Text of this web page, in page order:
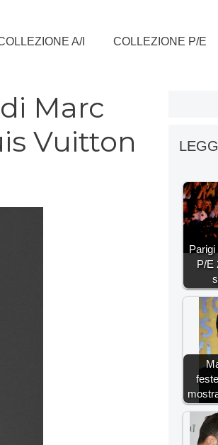
A/I COLLEZIONE P/E
Marc
Vuitton
P/E